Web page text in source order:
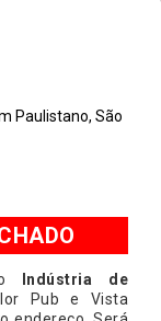
Paulistano, São
Indústria de
Pub e Vista